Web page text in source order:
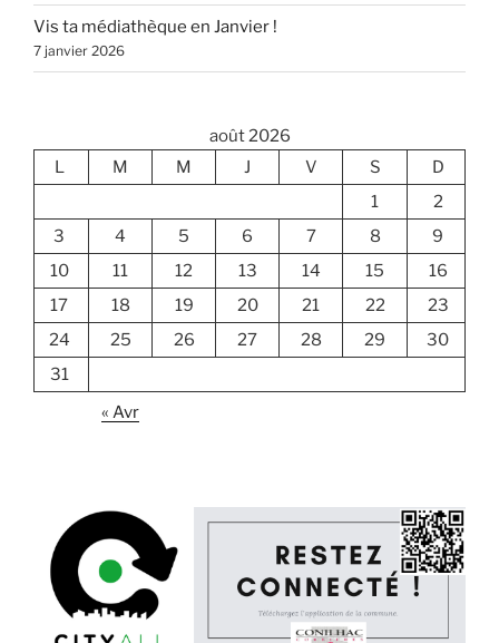
Vis ta médiathèque en Janvier !
7 janvier 2026
août 2026
L
M M J V S
D
1
2
3
4 5 6 7 8
9
10
11 12 13 14 15
16
17
18 19 20 21 22
23
24
25 26 27 28 29
30
31
« Avr